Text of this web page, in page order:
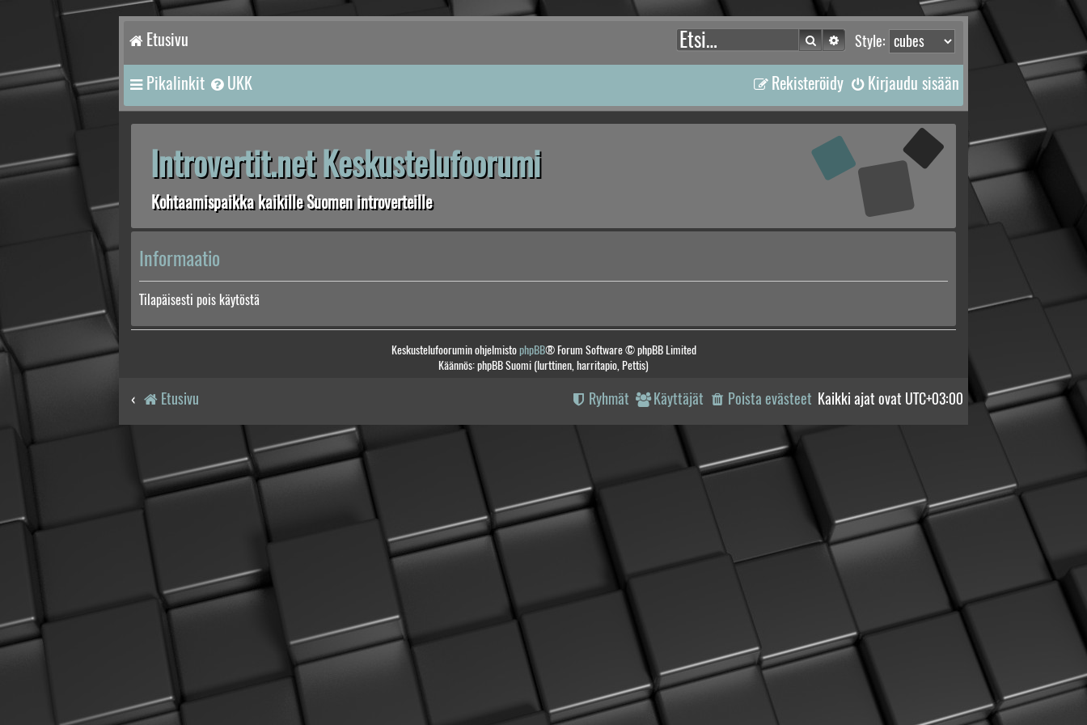
Etusivu Style:
Etsi Tarkennettu haku
Pikalinkit UKK Kirjaudu sisään
Rekisteröidy
Introvertit.net Keskustelufoorumi
Kohtaamispaikka kaikille Suomen introverteille
Informaatio
Tilapäisesti pois käytöstä
Keskustelufoorumin ohjelmistophpBB® Forum Software © phpBB Limited
Käännös: phpBB Suomi (lurttinen, harritapio, Pettis)
Etusivu Kaikki ajat ovat UTC+03:00
Poista evästeet
Käyttäjät
Ryhmät